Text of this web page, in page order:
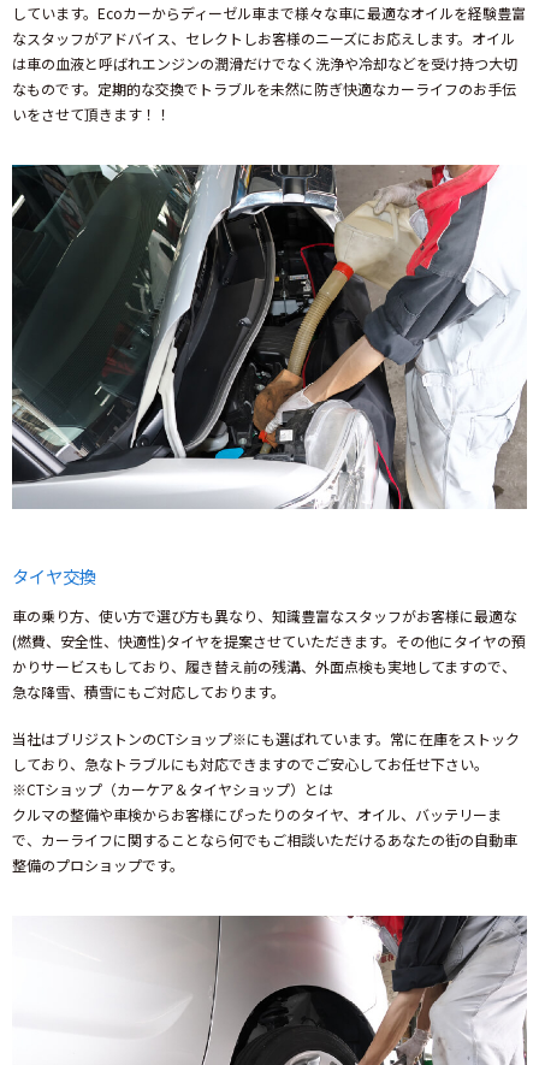
しています。Ecoカーからディーゼル車まで様々な車に最適なオイルを経験豊富
なスタッフがアドバイス、セレクトしお客様のニーズにお応えします。オイル
は車の血液と呼ばれエンジンの潤滑だけでなく洗浄や冷却などを受け持つ大切
なものです。定期的な交換でトラブルを未然に防ぎ快適なカーライフのお手伝
いをさせて頂きます！！
タイヤ交換
車の乗り方、使い方で選び方も異なり、知識豊富なスタッフがお客様に最適な
(燃費、安全性、快適性)タイヤを提案させていただきます。その他にタイヤの預
かりサービスもしており、履き替え前の残溝、外面点検も実地してますので、
急な降雪、積雪にもご対応しております。
当社はブリジストンのCTショップ※にも選ばれています。常に在庫をストック
しており、急なトラブルにも対応できますのでご安心してお任せ下さい。
※CTショップ（カーケア＆タイヤショップ）とは
クルマの整備や車検からお客様にぴったりのタイヤ、オイル、バッテリーま
で、カーライフに関することなら何でもご相談いただけるあなたの街の自動車
整備のプロショップです。